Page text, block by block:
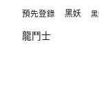
預先登錄 黑妖
龍鬥士